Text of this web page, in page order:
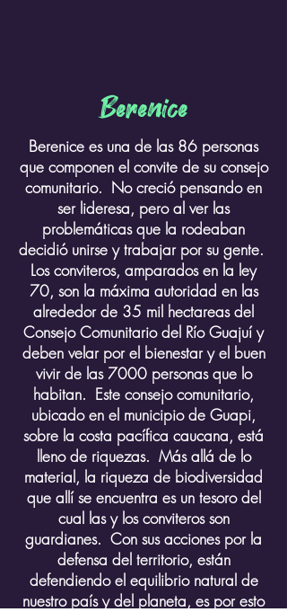
Berenice
Berenice es una de las 86 personas
que componen el convite de su consejo
comunitario. No creció pensando en
ser lideresa, pero al ver las
problemáticas que la rodeaban
decidió unirse y trabajar por su gente.
Los conviteros, amparados en la ley
70, son la máxima autoridad en las
alrededor de 35 mil hectareas del
Consejo Comunitario del Río Guajuí y
deben velar por el bienestar y el buen
vivir de las 7000 personas que lo
habitan. Este consejo comunitario,
ubicado en el municipio de Guapi,
sobre la costa pacífica caucana, está
lleno de riquezas. Más allá de lo
material, la riqueza de biodiversidad
que allí se encuentra es un tesoro del
cual las y los conviteros son
guardianes. Con sus acciones por la
defensa del territorio, están
defendiendo el equilibrio natural de
nuestro país y del planeta, es por esto